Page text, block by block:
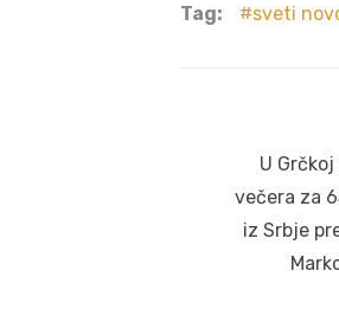
Tag: sveti
Previous
post:
U
večera za
iz Srbje